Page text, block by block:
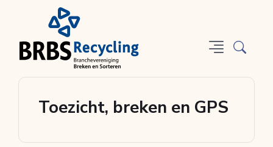
Toezicht, breken en GPS